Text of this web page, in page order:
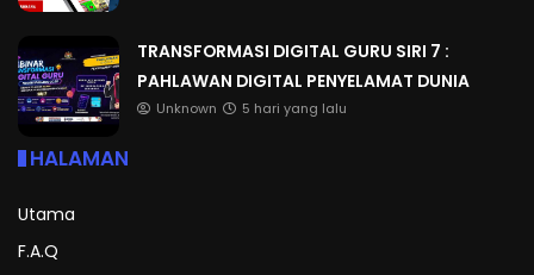
TRANSFORMASI DIGITAL GURU SIRI 7 :
PAHLAWAN DIGITAL PENYELAMAT DUNIA
Unknown 5 hari yang lalu
HALAMAN
Utama
F.A.Q